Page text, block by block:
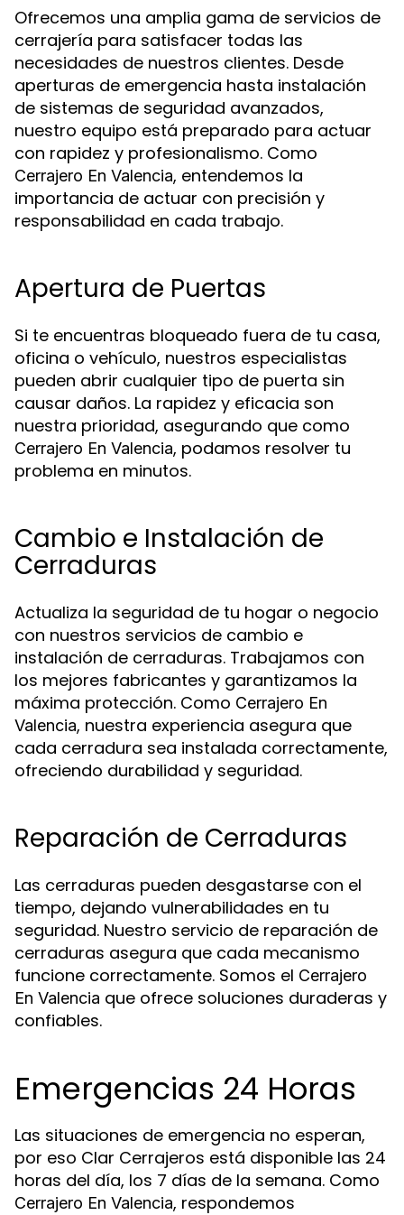
Ofrecemos una amplia gama de servicios de
cerrajería para satisfacer todas las
necesidades de nuestros clientes. Desde
aperturas de emergencia hasta instalación
de sistemas de seguridad avanzados,
nuestro equipo está preparado para actuar
con rapidez y profesionalismo. Como
Cerrajero En Valencia, entendemos la
importancia de actuar con precisión y
responsabilidad en cada trabajo.
Apertura de Puertas
Si te encuentras bloqueado fuera de tu casa,
oficina o vehículo, nuestros especialistas
pueden abrir cualquier tipo de puerta sin
causar daños. La rapidez y eficacia son
nuestra prioridad, asegurando que como
Cerrajero En Valencia, podamos resolver tu
problema en minutos.
Cambio e Instalación de
Cerraduras
Actualiza la seguridad de tu hogar o negocio
con nuestros servicios de cambio e
instalación de cerraduras. Trabajamos con
los mejores fabricantes y garantizamos la
máxima protección. Como Cerrajero En
Valencia, nuestra experiencia asegura que
cada cerradura sea instalada correctamente,
ofreciendo durabilidad y seguridad.
Reparación de Cerraduras
Las cerraduras pueden desgastarse con el
tiempo, dejando vulnerabilidades en tu
seguridad. Nuestro servicio de reparación de
cerraduras asegura que cada mecanismo
funcione correctamente. Somos el Cerrajero
En Valencia que ofrece soluciones duraderas y
confiables.
Emergencias 24 Horas
Las situaciones de emergencia no esperan,
por eso Clar Cerrajeros está disponible las 24
horas del día, los 7 días de la semana. Como
Cerrajero En Valencia, respondemos